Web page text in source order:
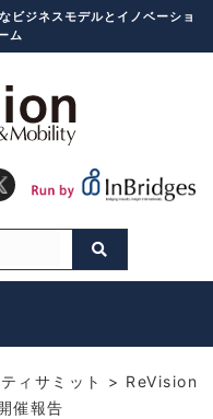
ビジネスモデルとイノベーショ
ム
ィサミット > ReVision
催報告